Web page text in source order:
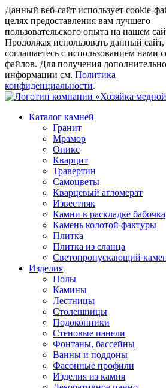
Данный веб-сайт использует cookie-
целях предоставления вам лучшего
пользовательского опыта на нашем
Продолжая использовать данный
соглашаетесь с использованием нами
файлов. Для получения
информации см. Политика
конфиденциальности.
Каталог камней
Гранит
Мрамор
Оникс
Кварцит
Травертин
Самоцветы
Кварцевый агломерат
Известняк
Камни в раскладке бабочка
Камень колотой фактуры
Плитка
Плитка из сланца
Светопропускающий
Изделия
Полы
Камины
Лестницы
Столешницы
Подоконники
Стеновые панели
Фонтаны, бассейны
Ванны и поддоны
Фасонные профили
Изделия из камня